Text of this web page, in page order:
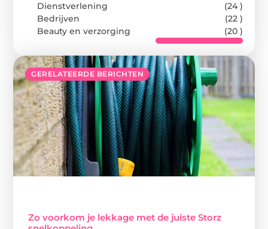
GERELATEERDE BERICHTEN
Zo voorkom je lekkage met de juiste Storz
Dienstverlening
(24 )
Bedrijven
(22 )
Beauty en verzorging
(20 )